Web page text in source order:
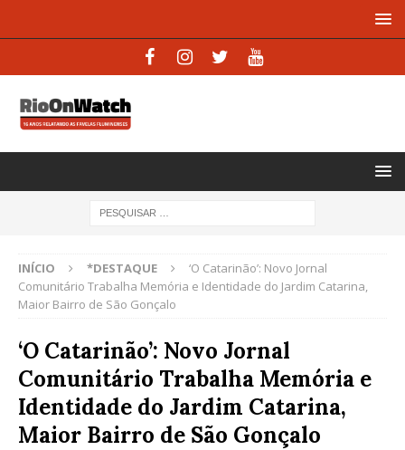
INÍCIO *DESTAQUE
‘O Catarinão’: Novo Jornal
Comunitário Trabalha Memória e Identidade do Jardim Catarina,
Maior Bairro de São Gonçalo
‘O Catarinão’: Novo Jornal
Comunitário Trabalha Memória e
Identidade do Jardim Catarina,
Maior Bairro de São Gonçalo